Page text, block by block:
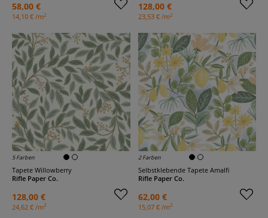
58,00 €
14,10 € /m2
128,00 €
23,53 € /m2
5 Farben
Tapete Willowberry
Rifle Paper Co.
128,00 €
24,62 € /m2
2 Farben
Selbstklebende Tapete Amalfi
Rifle Paper Co.
62,00 €
15,07 € /m2